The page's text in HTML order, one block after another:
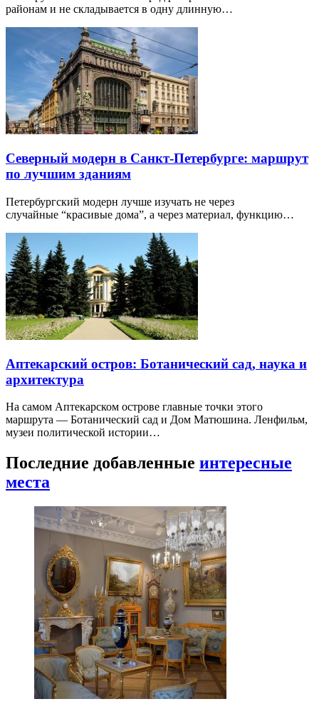
районам и не складывается в одну длинную…
Северный модерн в Санкт-Петербурге: маршрут
по лучшим зданиям
Петербургский модерн лучше изучать не через
случайные “красивые дома”, а через материал, функцию…
Аптекарский остров: Ботанический сад, наука и
архитектура
На самом Аптекарском острове главные точки этого
маршрута — Ботанический сад и Дом Матюшина. Ленфильм,
музеи политической истории…
Последние добавленные интересные
места